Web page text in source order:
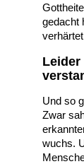
gedacht
Und so
Zwar
wuchs.